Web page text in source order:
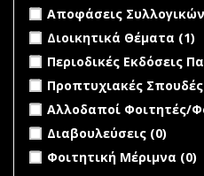
Apply Αποφάσεις
Αποφάσεις
Apply Διοικητικά Θέματα
Διοικητικά Θέματα (1)
Apply Περιοδικές
Περιοδικές Εκδόσεις
Apply Προπτυχιακές
Προπτυχιακές
undefined
Αλλοδαποί Φοιτητές/
undefined
Διαβουλεύσεις (0)
undefined
Φοιτητική Μέριμνα (0)